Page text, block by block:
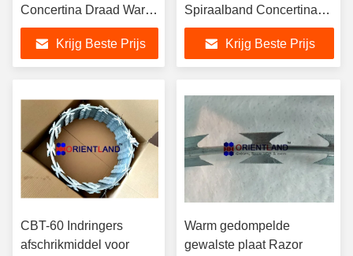
Concertina Draad Warm
Rijk gegalvaniseerd
staal
Krijg Beste Prijs
Spiraalband Concertina
warm gedompeld
Krijg Beste Prijs
CBT-60 Indringers
afschrikmiddel voor
Warm gedompelde
gewalste plaat Razor